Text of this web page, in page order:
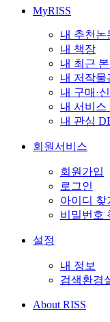
MyRISS
내 추천논
내 책장
내 최근
내 저작물
내 구매·
내 서비스
내 관심
회원서비스
회원가입
로그인
아이디 찾
비밀번호
설정
내 정보
검색환경
About RISS